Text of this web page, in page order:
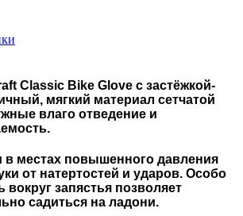
Classic Bike Glove с застёжкой-
мягкий материал сетчатой
влаго отведение и
в местах повышенного давления
от натертостей и ударов. Особо
вокруг запястья позволяет
садиться на ладони.